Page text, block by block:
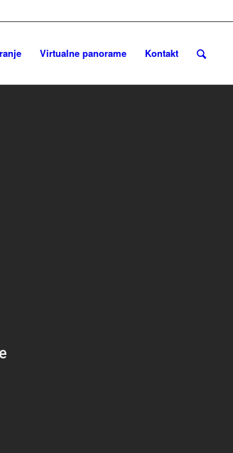
Virtualne panorame Kontakt